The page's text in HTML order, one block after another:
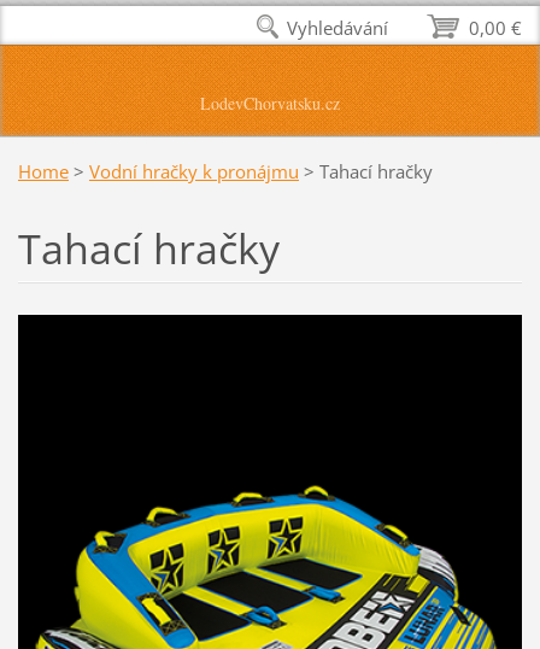
LodevChorvatsku.cz
Home > Vodní hračky k pronájmu > Tahací hračky
Tahací hračky
0,00 €
Vyhledávání